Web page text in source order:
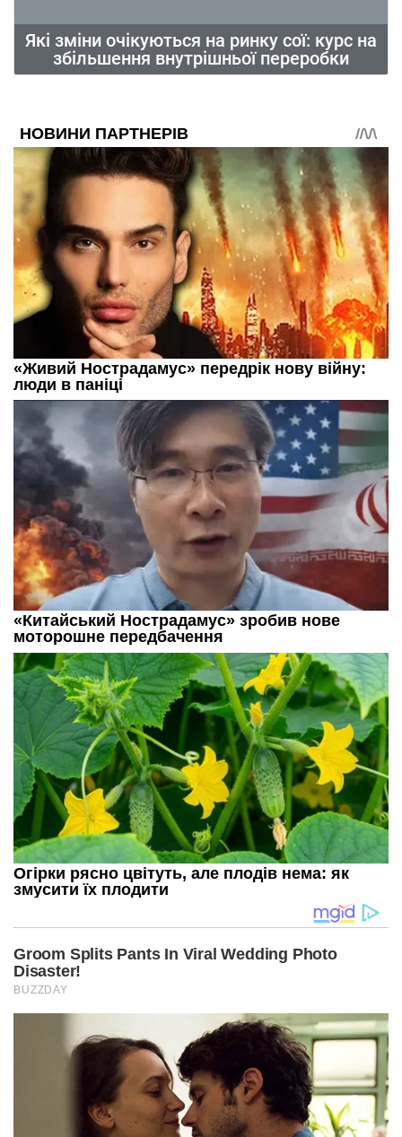
Які зміни очікуються на ринку сої: курс на
збільшення внутрішньої переробки